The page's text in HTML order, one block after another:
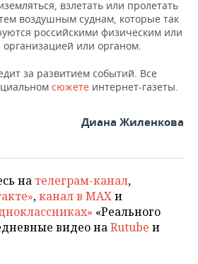
взлетать или пролетать
воздушным суднам, которые так
российскими физическим или
или органом.
за развитием событий. Все
сюжете интернет-газеты.
Диана Жиленкова
на телеграм-канал,
,канал в MAXи
«Реального
видео наRutube и